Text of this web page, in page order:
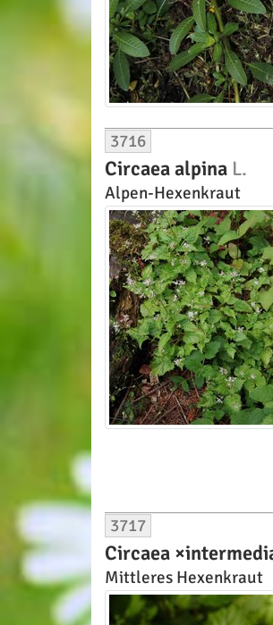
3716
Circaea alpina L.
Alpen-Hexenkraut
3717
Circaea
Mittleres Hexenkraut